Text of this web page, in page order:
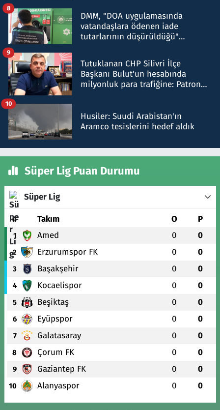
DMM, "DOA uygulamasında
vatandaşlara ödenen iade
tutarlarının düşürüldüğü"
8
Tutuklanan CHP Silivri İlçe
Başkanı Bulut'un hesabında
milyonluk para trafiğine: Patron
9
Husiler: Suudi Arabistan'ın
Aramco tesislerini hedef aldık
10
Süper Lig Puan Durumu
Süper Lig
# Takım O P
1 Amed 0 0
2 Erzurumspor FK 0 0
3 Başakşehir 0 0
4 Kocaelispor 0 0
5 Beşiktaş 0 0
6 Eyüpspor 0 0
7 Galatasaray 0 0
8 Çorum FK 0 0
9 Gaziantep FK 0 0
10 Alanyaspor 0 0